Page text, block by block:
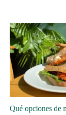
Qué opciones de